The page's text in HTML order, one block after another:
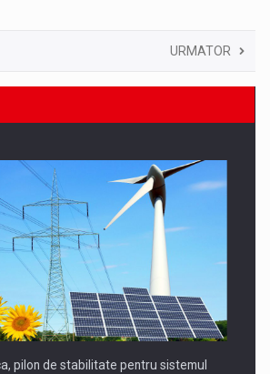
URMATOR
pilon de stabilitate pentru sistemul